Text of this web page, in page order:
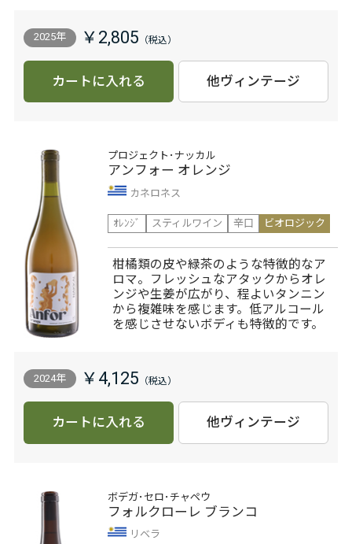
2025年 ￥2,805
カートに入れる 他ヴィンテージ
プロジェクト･ナッカル
アンフォー オレンジ
カネロネス
ｵﾚﾝｼﾞ
スティルワイン 辛口 ビオロジック
柑橘類の皮や緑茶のような特徴的なア
ロマ。フレッシュなアタックからオレ
ンジや生姜が広がり、程よいタンニン
から複雑味を感じます。低アルコール
を感じさせないボディも特徴的です。
2024年 ￥4,125
カートに入れる 他ヴィンテージ
ボデガ･セロ･チャペウ
フォルクローレ ブランコ
リベラ